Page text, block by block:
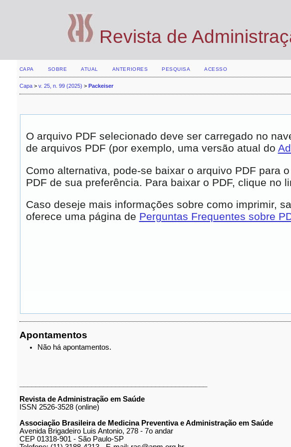
Revista de
CAPA SOBRE ATUAL ANTERIORES PESQUISA ACESSO
Capa> v. 25, n. 99 (2025) > Packeiser
O arquivo PDF selecionado deve ser carregado no
de arquivos PDF (por exemplo, uma versão atual do
Como alternativa, pode-se baixar o arquivo PDF para
PDF de sua preferência. Para baixar o PDF, clique no
Caso deseje mais informações sobre como imprimir,
oferece uma página de Perguntas Frequentes sobre
Apontamentos
Não há apontamentos.
Revista de Administração em Saúde
ISSN 2526-3528 (online)
Associação Brasileira de Medicina Preventiva e Administração em Saúde
Avenida Brigadeiro Luis Antonio, 278 - 7o andar
CEP 01318-901 - São Paulo-SP